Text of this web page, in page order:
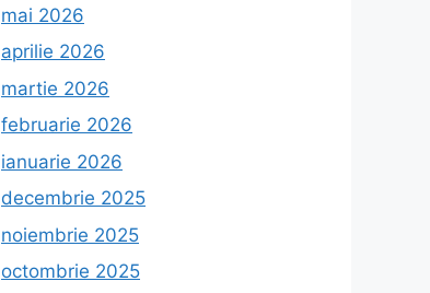
mai 2026
aprilie 2026
martie 2026
februarie 2026
ianuarie 2026
decembrie 2025
noiembrie 2025
octombrie 2025